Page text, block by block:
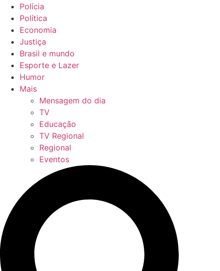
Polícia
Política
Economia
Justiça
Brasil e mundo
Esporte e Lazer
Humor
Mais
Mensagem do dia
TV
Educação
TV Regional
Regional
Eventos